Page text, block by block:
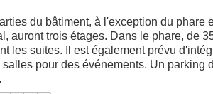
du bâtiment, à l'exception du phare
auront trois étages. Dans le phare, de
les suites. Il est également prévu
salles pour des événements. Un parking